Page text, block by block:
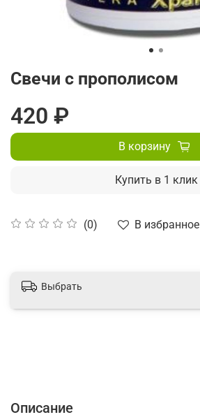
Свечи с прополисом
(0) В избранное
420 ₽
В корзину
Купить в 1 клик
Выбрать
Описание